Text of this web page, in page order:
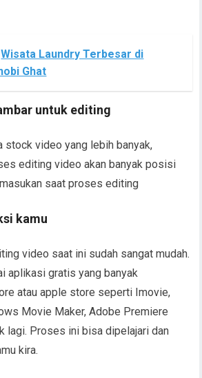
Wisata Laundry Terbesar di
Ghat
untuk editing
stock video yang lebih banyak,
editing video akan banyak posisi
saat proses editing
kamu
video saat ini sudah sangat mudah.
aplikasi gratis yang banyak
atau apple store seperti Imovie,
Movie Maker, Adobe Premiere
lagi. Proses ini bisa dipelajari dan
kira.